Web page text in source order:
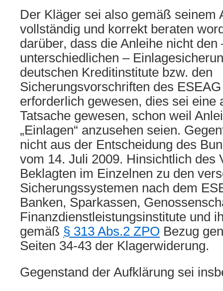
Der Kläger sei also gemäß seinem
vollständig und korrekt beraten
darüber, dass die Anleihe nicht den
unterschiedlichen –
deutschen Kreditinstitute bzw. den
Sicherungsvorschriften des
erforderlich gewesen, dies sei eine
Tatsache gewesen, schon weil
„Einlagen“ anzusehen seien.
nicht aus der Entscheidung des
vom 14. Juli 2009. Hinsichtlich des
Beklagten im Einzelnen zu den
Sicherungssystemen nach dem
Banken, Sparkassen,
Finanzdienstleistungsinstitute und
gemäß § 313 Abs.2 ZPO Bezug
Seiten 34-43 der Klagerwiderung.
Gegenstand der Aufklärung sei